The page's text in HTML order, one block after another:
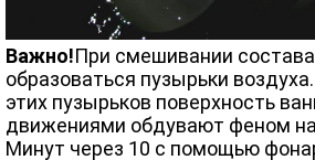
Важно!При смешивании
образоваться пузырьки
этих пузырьков поверхность
движениями обдувают феном
Минут через 10 с помощью